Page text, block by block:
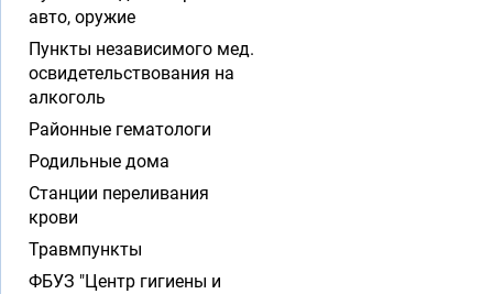
авто, оружие
Пункты независимого мед.
освидетельствования на
алкоголь
Районные гематологи
Родильные дома
Станции переливания
крови
Травмпункты
ФБУЗ "Центр гигиены и